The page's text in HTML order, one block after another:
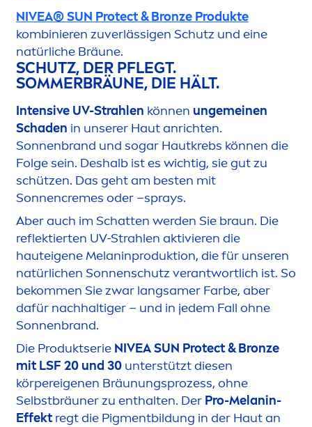
NIVEA®SUN Protect&Bronze Produkte
kombinieren zuverlässigen Schutz und eine
natürliche Bräune.
SCHUTZ, DER PFLEGT.
SOMMERBRÄUNE, DIE HÄLT.
Intensive UV-Strahlen können ungemeinen
Schaden in unserer Haut anrichten.
Sonnenbrand und sogar Hautkrebs können die
Folge sein. Deshalb ist es wichtig, sie gut zu
schützen. Das geht am besten mit
Sonnencremes oder –sprays.
Aber auch im Schatten werden Sie braun. Die
reflektierten UV-Strahlen aktivieren die
hauteigene Melaninproduktion, die für unseren
natürlichen Sonnenschutz verantwortlich ist. So
bekommen Sie zwar langsamer Farbe, aber
dafür nachhaltiger – und in jedem Fall ohne
Sonnenbrand.
Die Produktserie NIVEASUN Protect&Bronze
mit LSF 20 und 30 unterstützt diesen
körpereigenen Bräunungsprozess, ohne
Selbstbräuner zu enthalten. Der Pro-Melanin-
Effektregt die Pigmentbildung in der Haut an